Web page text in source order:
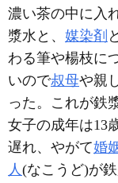
濃い茶の中に入
漿水と、 媒染剤
わる筆や楊枝に
いので叔母や親
った。これが鉄
女子の成年は13
遅れ、やがて婚
人(なこうど)が